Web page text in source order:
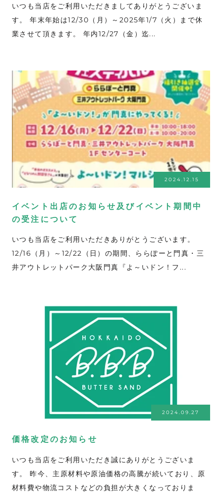
いつも当店をご利用いただきましてありがとうございま
す。 年末年始は12/30（月）～2025年1/7（火）まで休
業させて頂きます。 年内12/27（金）迄...
2024.12.15
イベント出店のお知らせ及びイベント期間中
の受注について
いつも当店をご利用いただきありがとうございます。
12/16（月）～12/22（日）の期間、ららぽーと門真・三
井アウトレットパーク大阪門真『よ～いドン！フ...
2024.09.27
価格改定のお知らせ
いつも当店をご利用いただき誠にありがとうございま
す。 昨今、主原材料や原油価格の高騰が続いており、原
材料費や物流コストなどの負担が大きくなっておりま